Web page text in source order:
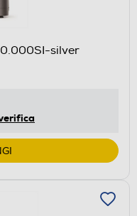
silver